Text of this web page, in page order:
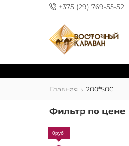
+375 (29) 769-55-52
Главная 200*500
Фильтр по цене
0руб.